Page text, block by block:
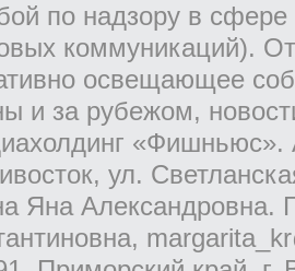
по надзору в
коммуникаций).
освещающее
и за рубежом,
«Фишньюс».
ул.
Яна Александровна.